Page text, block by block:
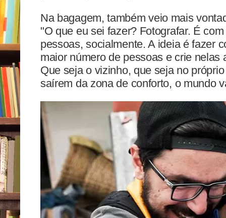
Na bagagem, também veio mais
"O que eu sei fazer? Fotografar. É
pessoas, socialmente. A ideia é fazer
maior número de pessoas e crie nelas
Que seja o vizinho, que seja no
saírem da zona de conforto, o mundo